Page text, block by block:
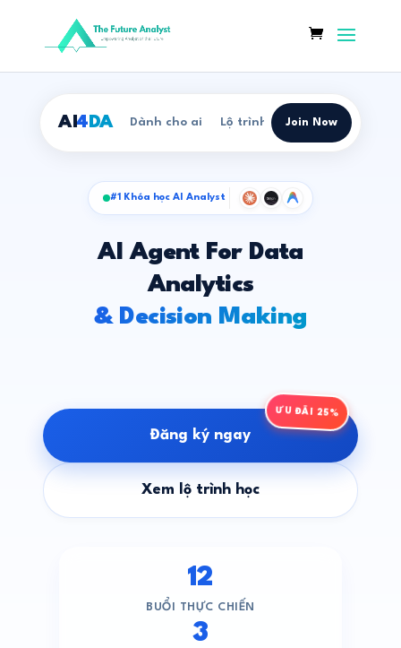
AI4DA Dành cho ai Lộ trình Syllabus
Join Now
#1 Khóa học AI Analyst
AI Agent For Data
Analytics
& Decision Making
Đăng ký ngay
ƯU ĐÃI 25%
Xem lộ trình học
12
BUỔI THỰC CHIẾN
3